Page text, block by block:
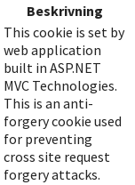
Beskrivning
This cookie is set by
web application
built in ASP.NET
MVC Technologies.
This is an anti-
forgery cookie used
for preventing
cross site request
forgery attacks.